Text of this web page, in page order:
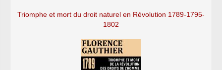
Triomphe et mort du droit naturel en Révolution 1789-1795-
1802